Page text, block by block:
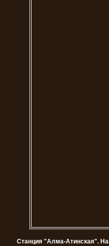
Станция "Алма-Атинская".